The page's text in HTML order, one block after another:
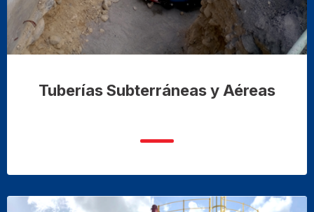
Tuberías Subterráneas y Aéreas